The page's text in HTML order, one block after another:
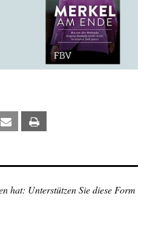
Email
hat: Unterstützen Sie diese Form